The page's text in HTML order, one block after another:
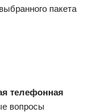
пакета
телефонная
вопросы